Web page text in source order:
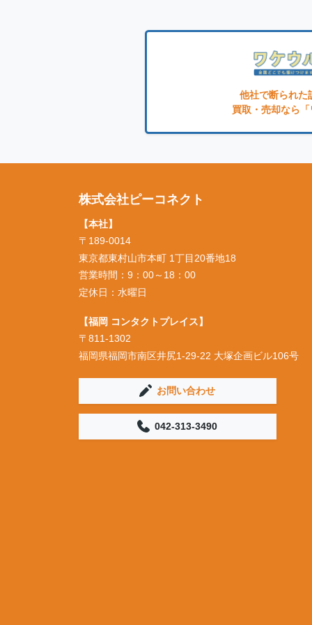
他社で断られた
買取・売却なら
株式会社ピーコネクト
【本社】
〒189-0014
東京都東村山市本町 1丁目20番地18
営業時間：9：00～18：00
定休日：水曜日
【福岡 コンタクトプレイス】
〒811-1302
福岡県福岡市南区井尻1-29-22 大塚企画ビル106号
お問い合わせ
042-313-3490